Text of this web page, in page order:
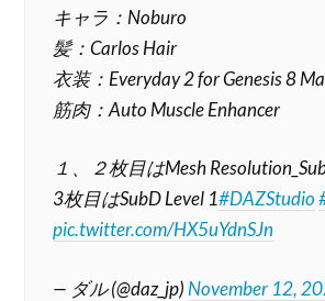
キャラ：Noburo
髪：Carlos Hair
衣装：Everyday 2 for Genesis 8
筋肉：Auto Muscle Enhancer
１、２枚目はMesh
3枚目はSubD Level 1#DAZStudio
pic.twitter.com/HX5uYdnSJn
— ダル (@daz_jp) November 12,